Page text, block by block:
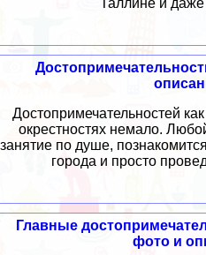
Таллине и
Достопримечательностей
окрестностях немало.
занятие по душе,
города и просто
Главные
фото и